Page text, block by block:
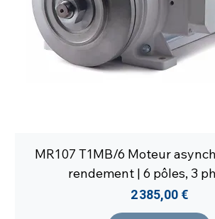
MR107 T1MB/6 Moteur
rendement | 6 pôles, 3
Prix
2 385,00 €